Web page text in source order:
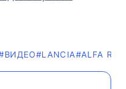
#LANCIA#ALFA